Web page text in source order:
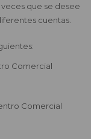
que se desee
cuentas.
Comercial
Comercial